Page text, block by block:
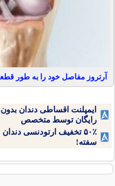
آرتروز مفاصل خود را به طور
ایمپلنت اقساطی دندان
رایگان توسط متخصص
۵۰٪ تخفیف ارتودنسی
سفته!